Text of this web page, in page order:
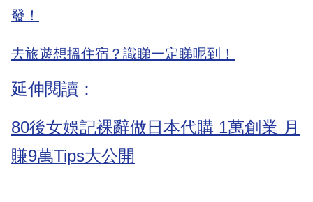
發！
去旅遊想搵住宿？識睇一定睇呢到！
延伸閱讀：
80後女娛記裸辭做日本代購 1萬創業 月
賺9萬Tips大公開